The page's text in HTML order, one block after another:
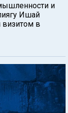
и
Ишай
в